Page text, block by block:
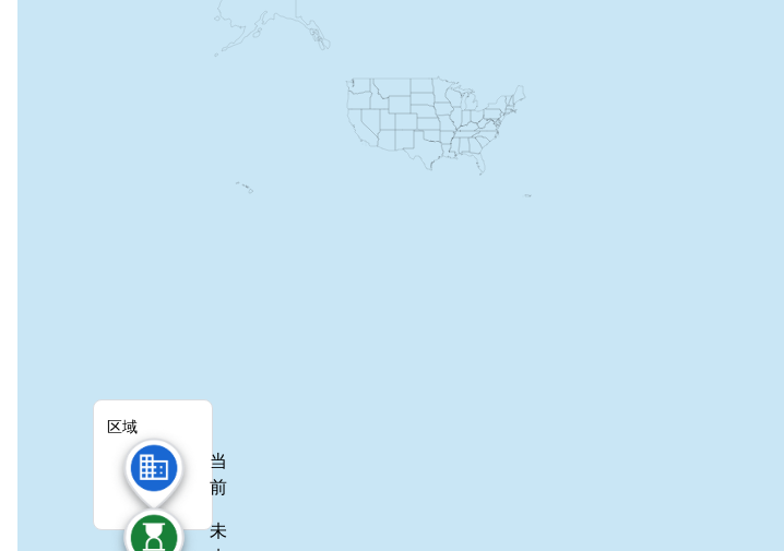
区域
当
前
未